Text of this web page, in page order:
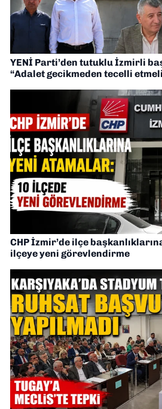
YENİ Parti’den tutuklu İzmirli
“Adalet gecikmeden tecelli
CHP İzmir’de ilçe
ilçeye yeni görevlendirme